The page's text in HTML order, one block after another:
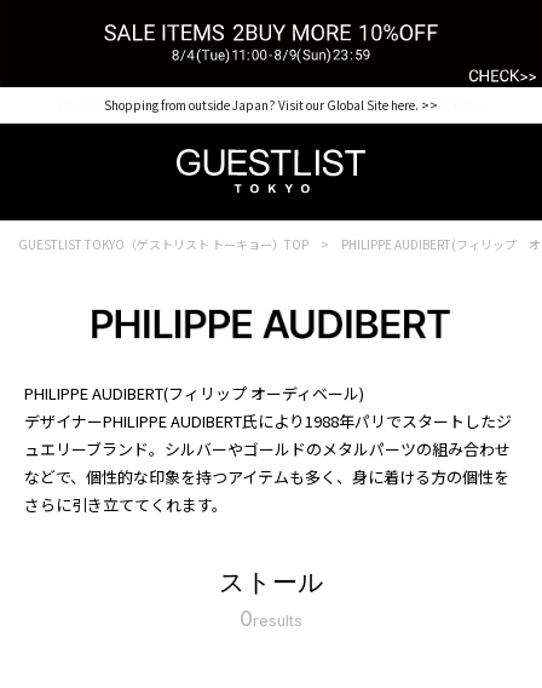
Shopping from outside Japan? Visit our Global Site here. >>
【for NEW MEMBER】新規会員様1000Point Present Campaign CHECK IT>>
GUESTLIST TOKYO（ゲストリスト トーキョー）TOP PHILIPPE AUDIBERT(フィリップ
PHILIPPE AUDIBERT(フィリップ オーディベール)
デザイナーPHILIPPE AUDIBERT氏により1988年パリでスタートしたジ
ュエリーブランド。シルバーやゴールドのメタルパーツの組み合わせ
などで、個性的な印象を持つアイテムも多く、身に着ける方の個性を
さらに引き立ててくれます。
ストール
0results